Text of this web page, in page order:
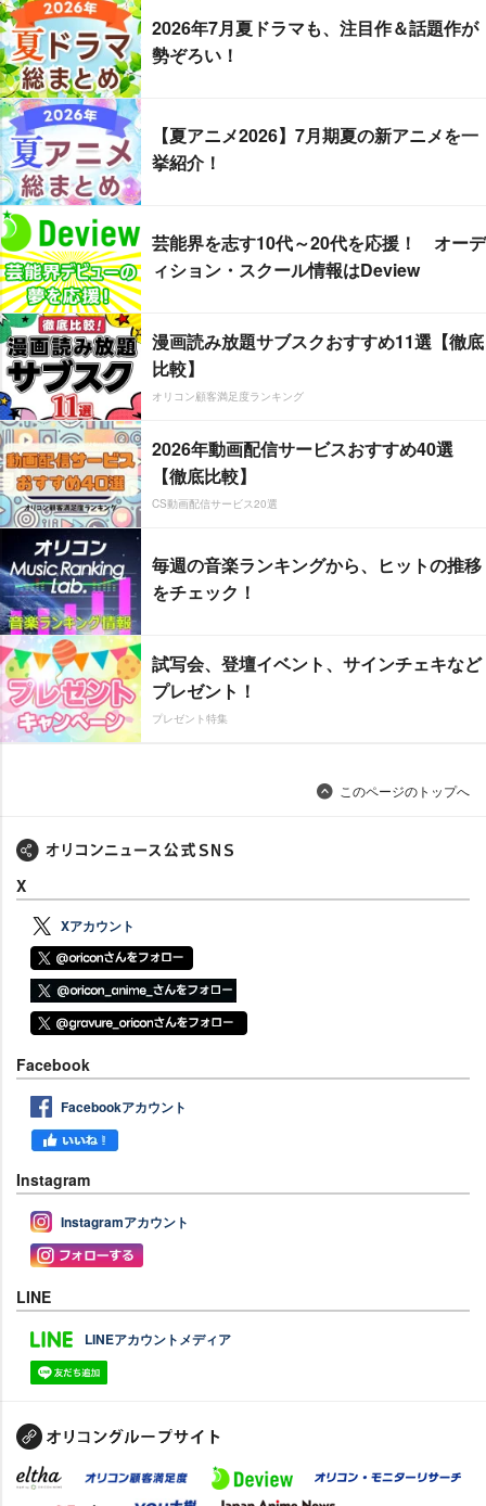
2026年7月夏ドラマも、注目作＆話題作が
勢ぞろい！
【夏アニメ2026】7月期夏の新アニメを一
挙紹介！
芸能界を志す10代～20代を応援！ オーデ
ィション・スクール情報はDeview
漫画読み放題サブスクおすすめ11選【徹底
比較】
オリコン顧客満足度ランキング
2026年動画配信サービスおすすめ40選
【徹底比較】
CS動画配信サービス20選
毎週の音楽ランキングから、ヒットの推移
をチェック！
試写会、登壇イベント、サインチェキなど
プレゼント！
プレゼント特集
このページのトップへ
X
Xアカウント
Facebook
Facebookアカウント
Instagram
Instagramアカウント
LINE
LINEアカウントメディア